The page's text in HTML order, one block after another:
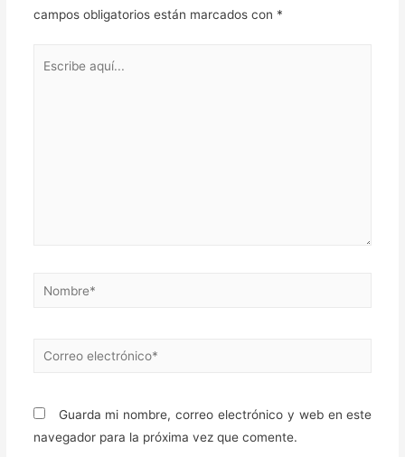
campos obligatorios están marcados con *
Nombre*
Correo
Guarda mi nombre, correo electrónico y web en este
navegador para la próxima vez que comente.